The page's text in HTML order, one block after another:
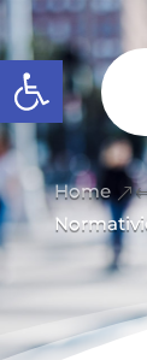
Abrir barra
Home